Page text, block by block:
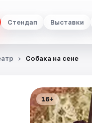
Стендап Выставки
Собака на сене
16+